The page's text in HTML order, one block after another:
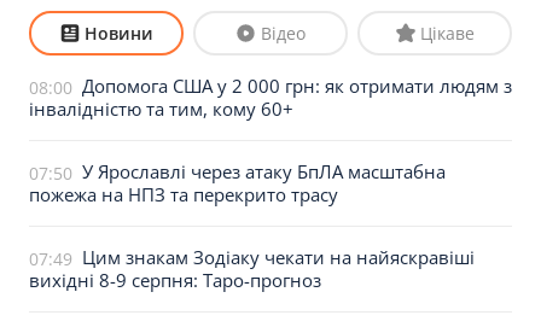
Новини Відео Цікаве
08:00 Допомога США у 2 000 грн: як отримати людям з
інвалідністю та тим, кому 60+
07:50 У Ярославлі через атаку БпЛА масштабна
пожежа на НПЗ та перекрито трасу
07:49 Цим знакам Зодіаку чекати на найяскравіші
вихідні 8-9 серпня: Таро-прогноз